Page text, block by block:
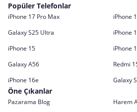
Popüler Telefonlar
iPhone 17 Pro Max
iPhone
Galaxy S25 Ultra
iPhone
iPhone 15
iPhone
Galaxy A56
Redmi
iPhone 16e
Galaxy
Öne Çıkanlar
Pazarama Blog
Harem